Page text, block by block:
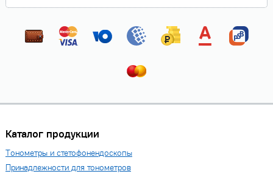
Каталог продукции
Тонометры и стетофонендоскопы
Принадлежности для тонометров